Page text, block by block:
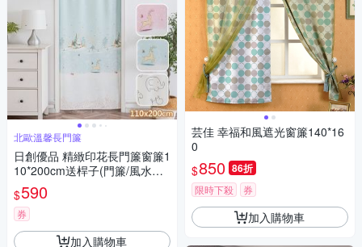
北歐溫馨長門簾
日創優品 精緻印花長門簾窗簾1
10*200cm送桿子(門簾/風水簾/
拉簾 /窗簾/隔簾/客廳臥室)
$590
券
加入購物車
芸佳 幸福和風遮光窗簾140*16
0
$850 86折
限時下殺 券
加入購物車